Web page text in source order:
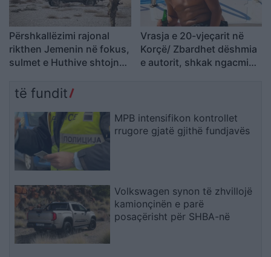
Përshkallëzimi rajonal
rikthen Jemenin në fokus,
sulmet e Huthive shtojnë
luftës
Vrasja e 20-vjeçarit në
Korçë/ Zbardhet dëshmia
e autorit, shkak ngacmimi
të fundit
MPB intensifikon kontrollet
rrugore gjatë gjithë fundjavës
Volkswagen synon të zhvillojë
kamionçinën e parë
posaçërisht për SHBA-në